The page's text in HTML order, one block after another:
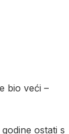
bio veći –
ostati s